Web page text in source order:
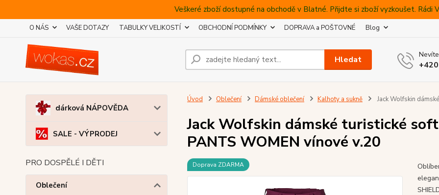
Veškeré zboží dostupné na obchodě v Blatné. Přijdte si zboží vyzkoušet. Rádi
O NÁS VAŠE DOTAZY TABULKY VELIKOSTÍ OBCHODNÍ PODMÍNKY DOPRAVA a POŠTOVNÉ Blog
Hledat
dárková NÁPOVĚDA
SALE - VÝPRODEJ
PRO DOSPĚLÉ I DĚTI
Oblečení
Úvod Oblečení Dámské oblečení Kalhoty a sukně Jack Wolfskin
Jack Wolfskin dámské turistické
PANTS WOMEN vínové v.20
Doprava ZDARMA